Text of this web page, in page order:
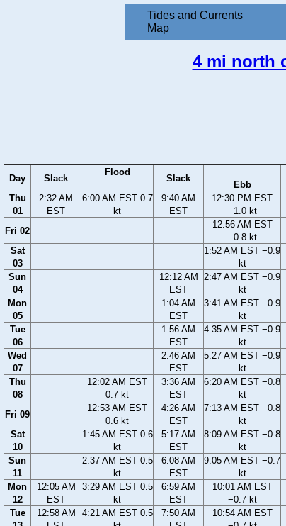
Tides and Currents
Map
4 mi north
Day Slack
Flood
Slack
Ebb
Thu
01
2:32 AM
EST
6:00 AM EST 0.7
kt
9:40 AM
EST
12:30 PM EST
−1.0 kt
Fri 02
12:56 AM EST
−0.8 kt
Sat
03
1:52 AM EST −0.9
kt
Sun
04
12:12 AM
EST
2:47 AM EST −0.9
kt
Mon
05
1:04 AM
EST
3:41 AM EST −0.9
kt
Tue
06
1:56 AM
EST
4:35 AM EST −0.9
kt
Wed
07
2:46 AM
EST
5:27 AM EST −0.9
kt
Thu
08
12:02 AM EST
0.7 kt
3:36 AM
EST
6:20 AM EST −0.8
kt
Fri 09
12:53 AM EST
0.6 kt
4:26 AM
EST
7:13 AM EST −0.8
kt
Sat
10
1:45 AM EST 0.6
kt
5:17 AM
EST
8:09 AM EST −0.8
kt
Sun
11
2:37 AM EST 0.5
kt
6:08 AM
EST
9:05 AM EST −0.7
kt
Mon
12
12:05 AM
EST
3:29 AM EST 0.5
kt
6:59 AM
EST
10:01 AM EST
−0.7 kt
Tue
12:58 AM
4:21 AM EST 0.5
7:50 AM
10:54 AM EST